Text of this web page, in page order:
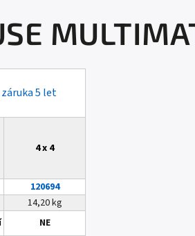
5 let
4 x 4
120694
14,20 kg
NE